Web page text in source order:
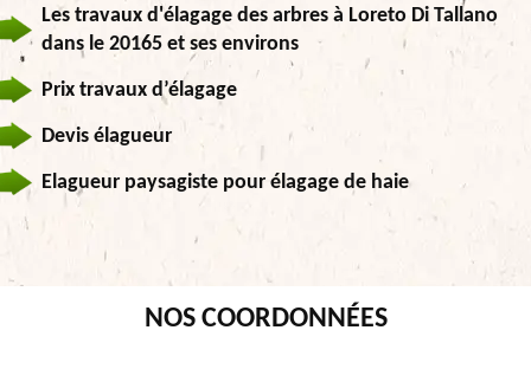
Les travaux d'élagage des arbres à Loreto Di Tallano
dans le 20165 et ses environs
Prix travaux d’élagage
Devis élagueur
Elagueur paysagiste pour élagage de haie
NOS COORDONNÉES